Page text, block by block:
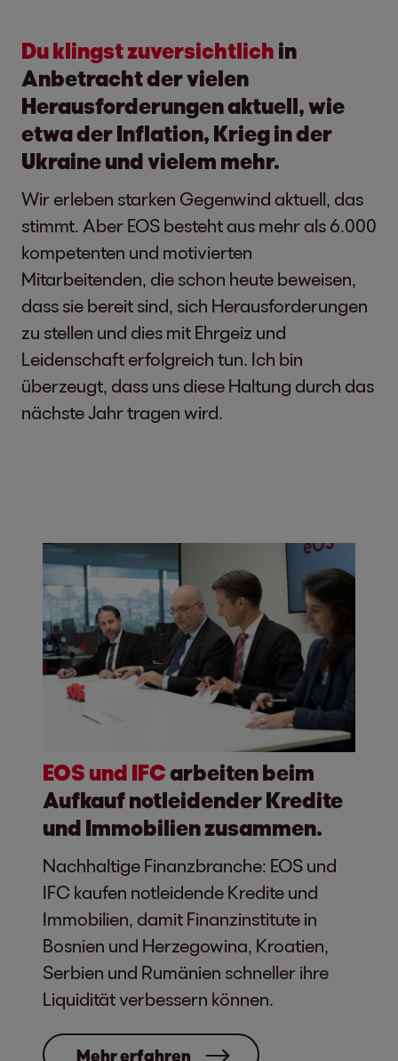
Du klingst zuversichtlich in
Anbetracht der vielen
Herausforderungen aktuell, wie
etwa der Inflation, Krieg in der
Ukraine und vielem mehr.
Wir erleben starken Gegenwind aktuell, das
stimmt. Aber EOS besteht aus mehr als 6.000
kompetenten und motivierten
Mitarbeitenden, die schon heute beweisen,
dass sie bereit sind, sich Herausforderungen
zu stellen und dies mit Ehrgeiz und
Leidenschaft erfolgreich tun. Ich bin
überzeugt, dass uns diese Haltung durch das
nächste Jahr tragen wird.
EOS und IFCarbeiten beim
Aufkauf notleidender Kredite
und Immobilien zusammen.
Nachhaltige Finanzbranche: EOS und
IFC kaufen notleidende Kredite und
Immobilien, damit Finanzinstitute in
Bosnien und Herzegowina, Kroatien,
Serbien und Rumänien schneller ihre
Liquidität verbessern können.
Mehr erfahren